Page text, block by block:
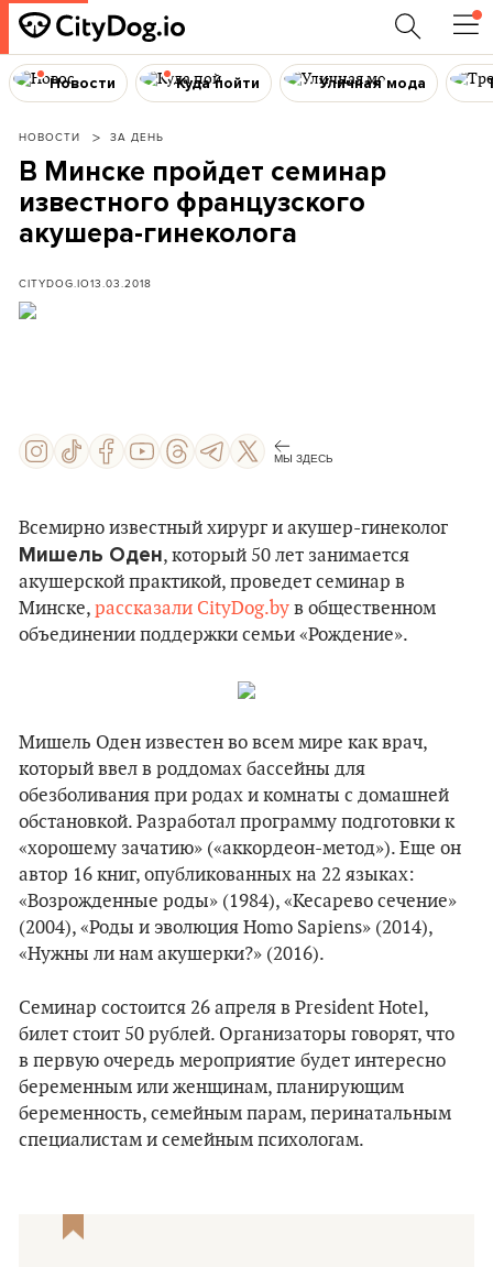
Новости Куда пойти Уличная мода
НОВОСТИ ЗА ДЕНЬ
В Минске пройдет семинар
известного французского
акушера-гинеколога
CITYDOG.IO13.03.2018
МЫ ЗДЕСЬ
Всемирно известный хирург и акушер-гинеколог
Мишель Оден, который 50 лет занимается
акушерской практикой, проведет семинар в
Минске, рассказали CityDog.by в общественном
объединении поддержки семьи «Рождение».
Мишель Оден известен во всем мире как врач,
который ввел в роддомах бассейны для
обезболивания при родах и комнаты с домашней
обстановкой. Разработал программу подготовки к
«хорошему зачатию» («аккордеон-метод»). Еще он
автор 16 книг, опубликованных на 22 языках:
«Возрожденные роды» (1984), «Кесарево сечение»
(2004), «Роды и эволюция Homo Sapiens» (2014),
«Нужны ли нам акушерки?» (2016).
Семинар состоится 26 апреля в President Hotel,
билет стоит 50 рублей. Организаторы говорят, что
в первую очередь мероприятие будет интересно
беременным или женщинам, планирующим
беременность, семейным парам, перинатальным
специалистам и семейным психологам.